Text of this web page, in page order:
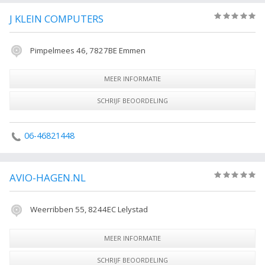
J KLEIN COMPUTERS
Pimpelmees 46, 7827BE Emmen
MEER INFORMATIE
SCHRIJF BEOORDELING
06-46821448
AVIO-HAGEN.NL
Weerribben 55, 8244EC Lelystad
MEER INFORMATIE
SCHRIJF BEOORDELING